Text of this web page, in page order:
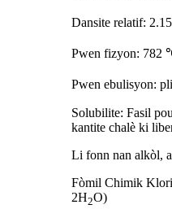
Dansite relatif:
Pwen fizyon: 782
Pwen ebulisyon:
Solubilite: Fasil
kantite chalè ki
Li fonn nan alkòl,
Fòmil Chimik
2H2O)